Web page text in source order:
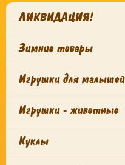
ЛИКВИДАЦИЯ!
Зимние товары
Игрушки для малышей
Игрушки - животные
Куклы